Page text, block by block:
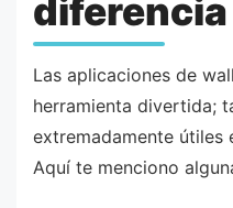
diferencia
Las aplicaciones de
herramienta divertida;
extremadamente útiles
Aquí te menciono